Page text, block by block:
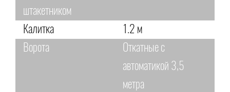
штакетником
Калитка
1.2 м
Ворота
Откатные с
автоматикой 3,5
метра